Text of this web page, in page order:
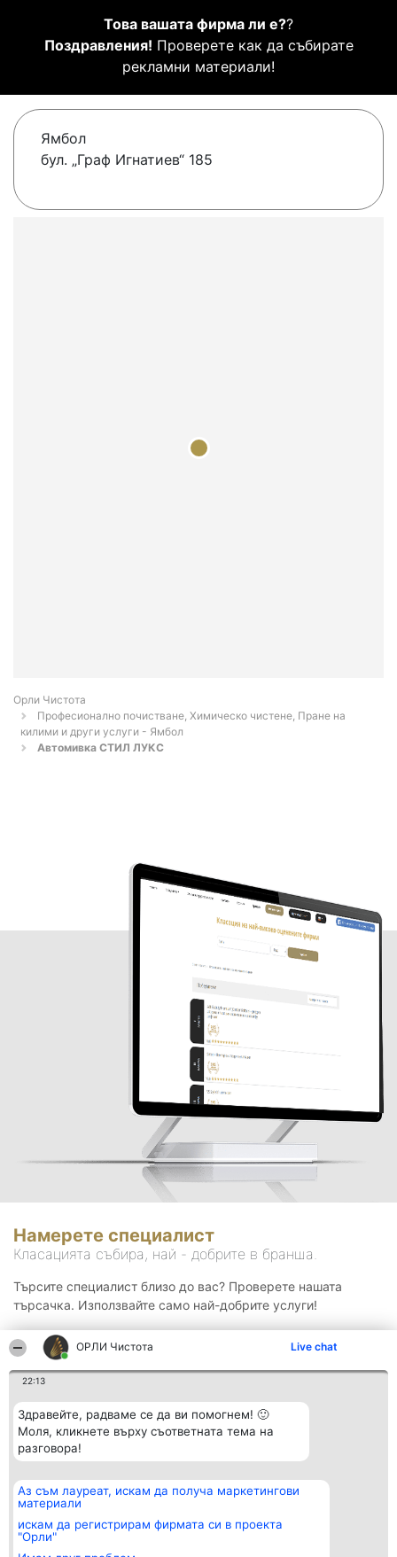
ОРЛИ Чистота Live chat
22:13
Здравейте, радваме се да ви помогнем! 🙂
Моля, кликнете върху съответната тема на
разговора!
Аз съм лауреат, искам да получа маркетингови
материали
искам да регистрирам фирмата си в проекта
"Орли"
Това вашата фирма ли е??
Поздравления! Проверете как да събирате
рекламни материали!
Ямбол
бул. „Граф Игнатиев“ 185
Орли Чистота
Професионално почистване, Химическо чистене, Пране на
килими и други услуги - Ямбол
Автомивка СТИЛ ЛУКС
Намерете специалист
Класацията събира, най - добрите в бранша.
Търсите специалист близо до вас? Проверете нашата
търсачка. Използвайте само най-добрите услуги!
Организатор на
класиране
BulevardulAleea Timișul De
Sus Nr. 2, Bl. A30, Sc. A, Et.
Класация
всички
Контакти